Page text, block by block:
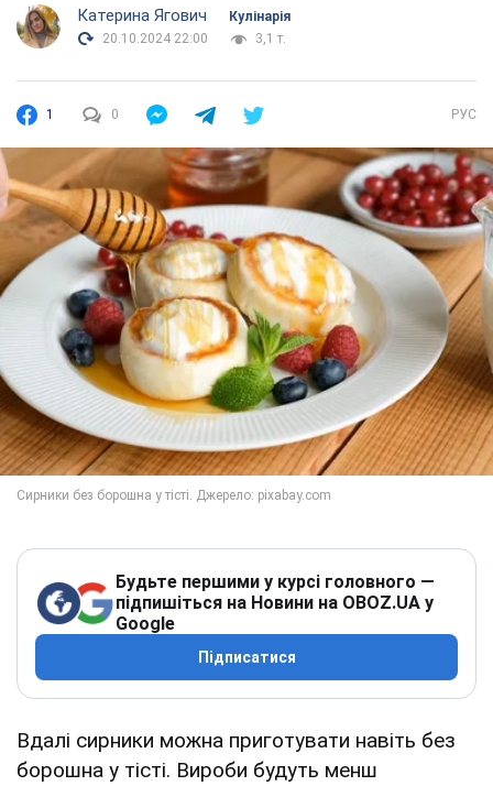
Катерина Ягович
Кулінарія
20.10.2024 22:00
3,1 т.
1 0 РУС
Будьте першими у курсі головного —
підпишіться на Новини на OBOZ.UA у
Google
Підписатися
Вдалі сирники можна приготувати навіть без
борошна у тісті. Вироби будуть менш